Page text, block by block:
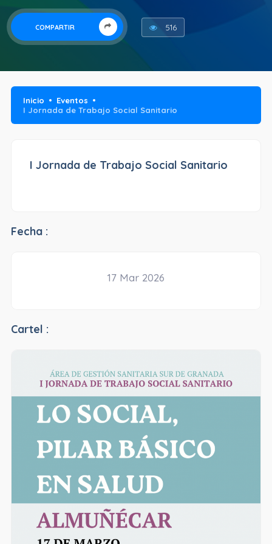
COMPARTIR 516
Inicio
Eventos
I Jornada de Trabajo Social Sanitario
I Jornada de Trabajo Social Sanitario
Fecha :
17 Mar 2026
Cartel :